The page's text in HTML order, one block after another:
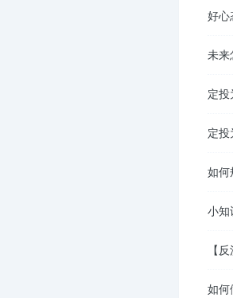
好心
未来
定投
定投
如何
小知
【
如何